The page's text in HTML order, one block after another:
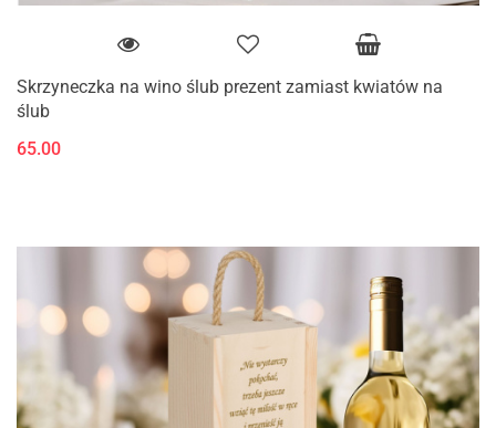
Skrzyneczka na wino ślub prezent zamiast kwiatów na
ślub
65.00